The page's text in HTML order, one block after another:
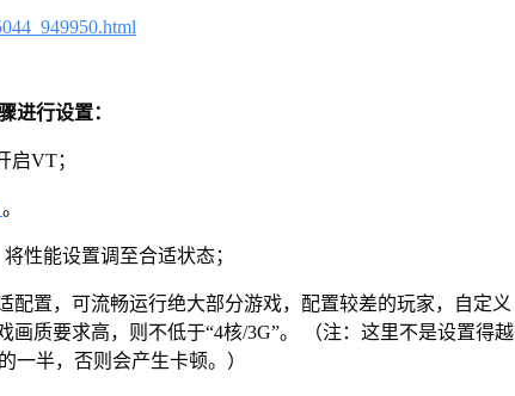
进行设置：
启VT；
。
性能设置调至合适状态；
配置，可流畅运行绝大部分游戏，配置较差的玩家，自定义
画质要求高，则不低于“4核/3G”。 （注：这里不是设置得越
一半，否则会产生卡顿。）